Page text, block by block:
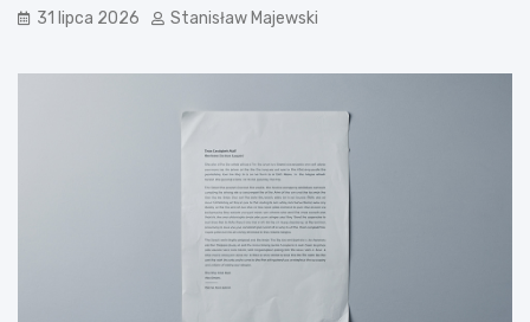
31 lipca 2026 Stanisław Majewski